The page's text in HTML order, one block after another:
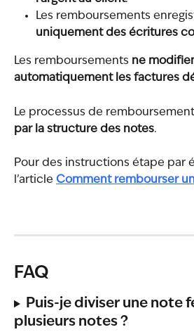
Les remboursements
uniquement des écritures
Les remboursements ne
automatiquement les factures
Le processus de remboursement
par la structure des notes.
Pour des instructions étape par
l’article Comment rembourser
FAQ
Puis-je diviser une note
plusieurs notes ?